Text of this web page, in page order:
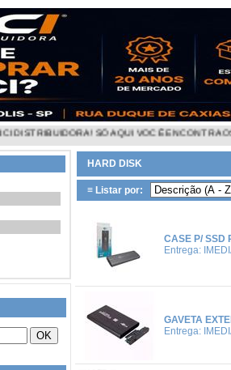
SÓ AQUI VOCÊ ENCONTRA OS
HARD DISK
≡ Listar por:
CASE P/ SSD
Entrega:
GAVETA
Entrega: